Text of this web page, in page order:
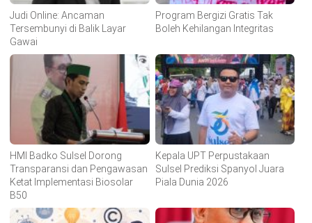
Judi Online: Ancaman
Tersembunyi di Balik Layar
Gawai
Program Bergizi Gratis Tak
Boleh Kehilangan Integritas
HMI Badko Sulsel Dorong
Transparansi dan Pengawasan
Ketat Implementasi Biosolar
B50
Kepala UPT Perpustakaan
Sulsel Prediksi Spanyol Juara
Piala Dunia 2026